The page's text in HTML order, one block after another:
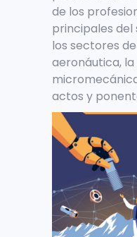
de los
principales del
los sectores
aeronáutica,
actos y